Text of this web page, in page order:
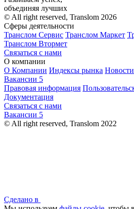
объединяя лучших
© All right reserved, Translom 2026
Сферы деятельности
Транслом Сервис Транслом Маркет
Транслом Втормет
Связаться с нами
О компании
О Компании Индексы рынка
Вакансии 5
Правовая информация
Документация
Связаться с нами
Вакансии 5
© All right reserved, Translom 2022
Сделано в